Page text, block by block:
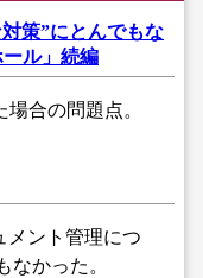
策”にとんでもな
ル」続編
合の問題点。
メント管理につ
なかった。